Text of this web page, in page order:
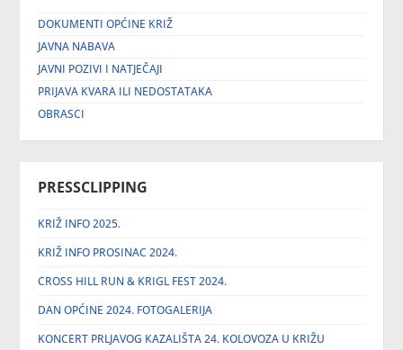
DOKUMENTI OPĆINE KRIŽ
JAVNA NABAVA
JAVNI POZIVI I NATJEČAJI
PRIJAVA KVARA ILI NEDOSTATAKA
OBRASCI
PRESSCLIPPING
KRIŽ INFO 2025.
KRIŽ INFO PROSINAC 2024.
CROSS HILL RUN & KRIGL FEST 2024.
DAN OPĆINE 2024. FOTOGALERIJA
KONCERT PRLJAVOG KAZALIŠTA 24. KOLOVOZA U KRIŽU